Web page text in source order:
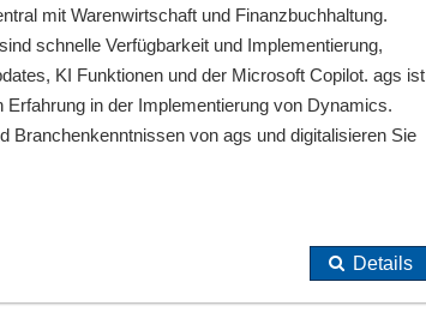
mit Warenwirtschaft und Finanzbuchhaltung.
schnelle Verfügbarkeit und Implementierung,
KI Funktionen und der Microsoft Copilot. ags ist
in der Implementierung von Dynamics.
Branchenkenntnissen von ags und digitalisieren Sie
Details